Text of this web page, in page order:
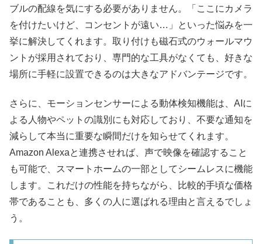
ブルの配線を気にする必要がありません。「ここにカメラ
を付けたいけど、コンセントが遠い…」といった悩みを一
挙に解決してくれます。取り付けも磁石式のウォールマウ
ントが採用されており、専門的な工具がなくても、好きな
場所に手軽に設置できるのは大きなアドバンテージです。​
さらに、モーションセンサーによる動体検知機能は、AIに
よる人物やペットの識別にも対応しており、不要な通知を
減らして本当に重要な瞬間だけを知らせてくれます。
Amazon Alexaと連携させれば、声で映像を確認すること
も可能で、スマートホームの一部としてシームレスに機能
します。これだけの性能を持ちながら、比較的手頃な価格
帯であることも、多くの人に選ばれる理由と言えるでしょ
う。​